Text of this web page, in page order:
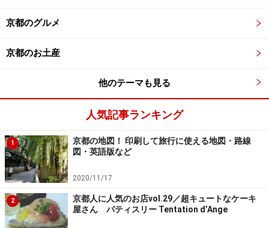
そして、桜シーズンの京都で一度は見ておきたいのが、
毎年、4月10日に平野神社で催される「桜花祭」。
「桜花祭」は、寛和元(985)年、花山天皇により行われた
で、桜の咲く下を鳳輦(ほうれん 神輿)、花山車(はなだ
し)とともに、織り姫や騎馬武者など様々な時代衣装を身
にまとった人々が街中を練り歩きます。
それでは、祭りの様子を見ていきましょう。
午前中は、御祭神の御霊(みたま)を鳳輦に遷す神事など
京都のグルメ
京都のお土産
他のテーマも見る
人気記事ランキング
1
京都の地図！ 印刷して旅行に使える地図・路線
図・英語版など
2020/11/17
2
京都人に人気のお店vol.29／超キュートなケーキ
屋さん パティスリー Tentation d’Ange